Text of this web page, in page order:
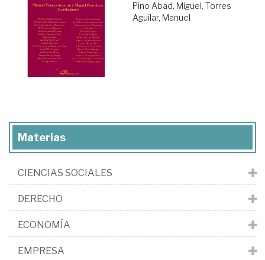
Pino Abad, Miguel; Torres
Aguilar, Manuel
Materias
CIENCIAS SOCIALES
DERECHO
ECONOMÍA
EMPRESA